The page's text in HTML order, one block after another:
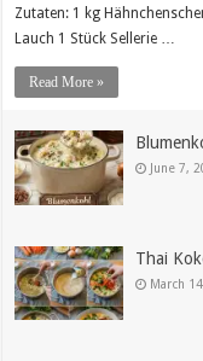
Zutaten: 1 kg
Lauch 1 Stück Sellerie …
Read More »
June 7,
Thai
March